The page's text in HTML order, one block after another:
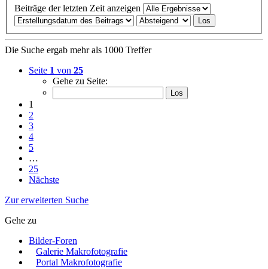
Beiträge der letzten Zeit anzeigen
Die Suche ergab mehr als 1000 Treffer
Seite 1 von 25
Gehe zu Seite:
1
2
3
4
5
…
25
Nächste
Zur erweiterten Suche
Gehe zu
Bilder-Foren
Galerie Makrofotografie
Portal Makrofotografie